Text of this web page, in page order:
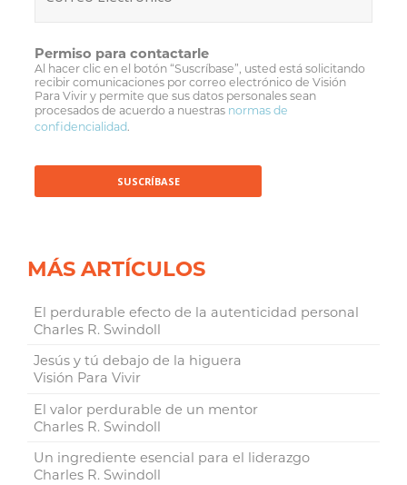
Permiso para contactarle
Al hacer clic en el botón “Suscríbase”, usted está solicitando
recibir comunicaciones por correo electrónico de Visión
Para Vivir y permite que sus datos personales sean
procesados de acuerdo a nuestras normas de
confidencialidad.
MÁS ARTÍCULOS
El perdurable efecto de la autenticidad personal
Charles R. Swindoll
Jesús y tú debajo de la higuera
Visión Para Vivir
El valor perdurable de un mentor
Charles R. Swindoll
Un ingrediente esencial para el liderazgo
Charles R. Swindoll